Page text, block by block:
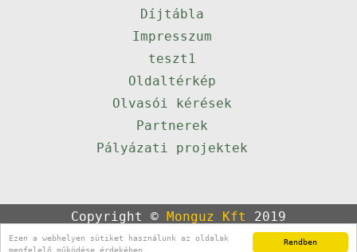
Rendben
Ezen a webhelyen sütiket használunk az oldalak
megfelelő működése érdekében.
Díjtábla
Impresszum
teszt1
Oldaltérkép
Olvasói kérések
Partnerek
Pályázati projektek
Copyright © Monguz Kft
2019
Powered byQulto